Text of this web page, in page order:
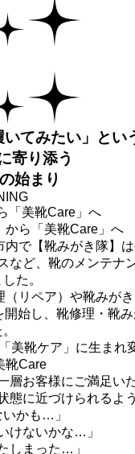
てみたい」とい
寄り添う
始まり
「美靴Care」へ
で【靴みがき隊】は
ど、靴のメンテ
た。
リペア）や靴みが
始し、靴修理・
美靴ケア」に生まれ
お客様にご満足い
に近づけられるよ
いかも…」
けないかな…」
しまった…」